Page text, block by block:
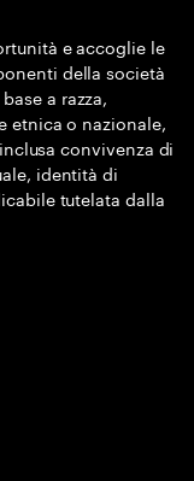
e accoglie le
della società
a razza,
etnica o nazionale,
convivenza di
identità di
tutelata dalla